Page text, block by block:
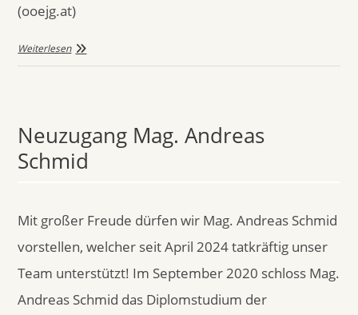
(ooejg.at)
Weiterlesen
Neuzugang Mag. Andreas
Schmid
Mit großer Freude dürfen wir Mag. Andreas Schmid
vorstellen, welcher seit April 2024 tatkräftig unser
Team unterstützt! Im September 2020 schloss Mag.
Andreas Schmid das Diplomstudium der